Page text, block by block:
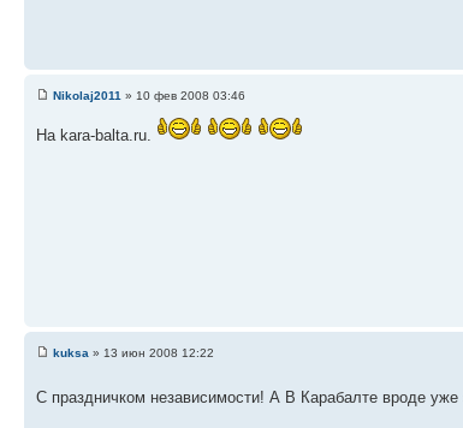
Nikolaj2011 » 10 фев 2008 03:46
На kara-balta.ru.
kuksa » 13 июн 2008 12:22
С праздничком независимости! А В Карабалте вроде уже